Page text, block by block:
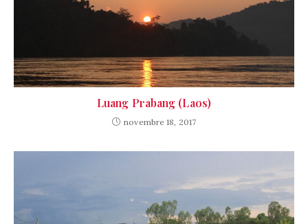
Luang Prabang (Laos)
novembre 18, 2017